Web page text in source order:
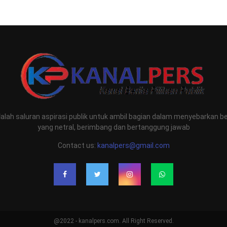
saluran aspirasi publik untuk ambil bagian dalam menyebarkan
yang netral, berimbang dan bertanggung jawab
Contact us: kanalpers@gmail.com
@2022 - kanalpers.com. All Right Reserved.